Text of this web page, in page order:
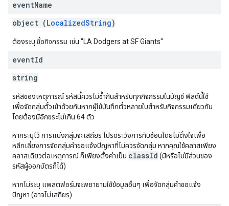
eventName
object (LocalizedString)
ต้องระบุ ชื่อกิจกรรม เช่น "LA Dodgers at SF Giants"
eventId
string
รหัสของเหตุการณ์ รหัสนี้ควรไม่ซ้ำกันสำหรับทุกกิจกรรมในบัญชี ฟิลด์นี้ใช้
เพื่อจัดกลุ่มตั๋วเข้าด้วยกันหากผู้ใช้บันทึกตั๋วหลายใบสำหรับกิจกรรมเดียวกัน
โดยต้องมีอักขระไม่เกิน 64 ตัว
หากระบุไว้ การแบ่งกลุ่มจะเสถียร โปรดระวังการทับซ้อนโดยไม่ตั้งใจเพื่อ
หลีกเลี่ยงการจัดกลุ่มคำขอแจ้งปัญหาที่ไม่ควรจัดกลุ่ม หากคุณใช้คลาสเพียง
คลาสเดียวต่อเหตุการณ์ ก็เพียงตั้งค่าเป็น classId (มีหรือไม่มีส่วนของ
รหัสผู้ออกบัตรก็ได้)
หากไม่ระบุ แพลตฟอร์มจะพยายามใช้ข้อมูลอื่นๆ เพื่อจัดกลุ่มคำขอแจ้ง
ปัญหา (อาจไม่เสถียร)